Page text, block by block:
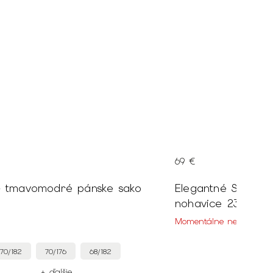
tmavomodré pánske sako
70/182 70/176 68/182
Elegantné Slim fit
nohavice 23445
Momentálne
69 €